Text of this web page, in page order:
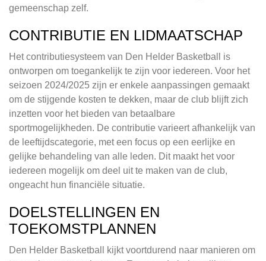
gemeenschap zelf.
CONTRIBUTIE EN LIDMAATSCHAP
Het contributiesysteem van Den Helder Basketball is
ontworpen om toegankelijk te zijn voor iedereen. Voor het
seizoen 2024/2025 zijn er enkele aanpassingen gemaakt
om de stijgende kosten te dekken, maar de club blijft zich
inzetten voor het bieden van betaalbare
sportmogelijkheden. De contributie varieert afhankelijk van
de leeftijdscategorie, met een focus op een eerlijke en
gelijke behandeling van alle leden. Dit maakt het voor
iedereen mogelijk om deel uit te maken van de club,
ongeacht hun financiële situatie.
DOELSTELLINGEN EN
TOEKOMSTPLANNEN
Den Helder Basketball kijkt voortdurend naar manieren om